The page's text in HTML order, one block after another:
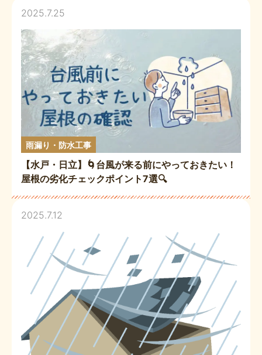
2025.7.25
雨漏り・防水工事
【水戸・日立】🌀台風が来る前にやっておきたい！
屋根の劣化チェックポイント7選🔍
2025.7.12